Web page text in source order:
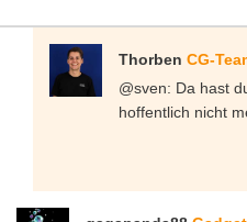
Thorben CG-
@sven: Da hast
hoffentlich nicht